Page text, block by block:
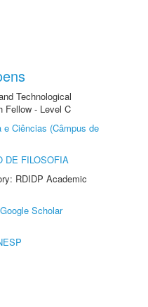
Technological
Fellow - Level C
Ciências (Câmpus de
DE FILOSOFIA
RDIDP Academic
Google Scholar